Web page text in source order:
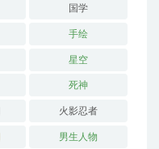
国学
手绘
星空
死神
火影忍者
男生人物